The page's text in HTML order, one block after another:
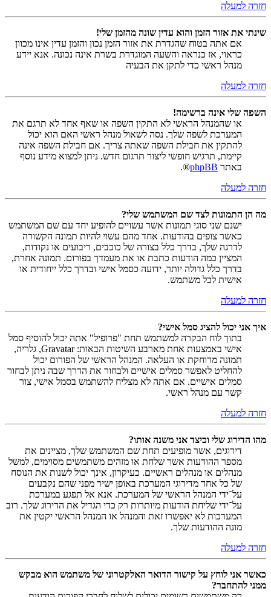
חזרה למעלה
שינתי את אזור הזמן והוא עדין שונה מהזמן שלי!
אם אתה בטוח שהגדרת את אזור הזמן נכון והזמן עדין אינו מכוון
כראוי, אז כנראה והשעה המוגדרת בשרת אינה נכונה. אנא יידע
מנהל ראשי כדי לתקן את הבעיה
חזרה למעלה
השפה שלי אינה ברשימה!
או שהמנהל הראשי לא התקין השפה או שאף אחד לא תרגם את
המערכת לשפה שלך. נסה לשאול מנהל ראשי האם הוא יכול
להתקין את חבילת השפה שאתה צריך. אם חבילת השפה אינה
קיימת, תרגיש חופשי ליצור תרגום חדש. ניתן למצוא מידע נוסף
באתר phpBB
®.
חזרה למעלה
מה הן התמונות לצד שם המשתמש שלי?
ישנם שני סוגי תמונות אשר עשויים להופיע יחד עם שם המשתמש
כאשר צופים בהודעות. אחד מהם עשוי להיות תמונה הקשורה
לדרגה שלך, בדרך כלל בצורה של כוכבים, ריבועים או נקודות,
המציין כמה הודעות כתבת או את מעמדך בפורום. תמונה אחרת,
בדרך כלל גדולה יותר, ידועה כסמל אישי ובדרך כלל ייחודית או
אישית לכל משתמש.
חזרה למעלה
איך אני יכול להציג סמל אישי?
בתוך לוח הבקרה למשתמש תחת "פרופיל" אתה יכול להוסיף סמל
אישי באמצעות אחת מארבע השיטות הבאות: Gravatar, גלריה,
תמונה מרוחקת או העלאה. המנהל הראשי של הפורום יכול
להחליט לאפשר סמלים אישיים ולבחור את הדרך שבה ניתן לבחור
סמלים אישיים. אם אתה לא מצליח להשתמש בסמל אישי, צור
קשר עם מנהל ראשי.
חזרה למעלה
מהו הדירוג שלי וכיצד אני משנה אותו?
דירוגים, אשר מופיעים תחת שם המשתמש שלך, מציינים את
מספר ההודעות אשר שלחת או מזהים משתמשים מסוימים, למשל
מנהלים או מנהלים ראשיים. כעיקרון, אינך יכול לשנות את הנוסח
של כל אחד מדירוגי המערכת באופן ישיר מפני שהם נקבעים
על־ידי המנהל הראשי של המערכת. אנא אל תפגע במערכת
על־ידי שליחת הודעות מיותרות רק כדי הגדיל את הדירוג שלך. רוב
המערכות לא יאפשרו זאת והמנהל או המנהל הראשי יקטין את
מונה ההודעות שלך.
חזרה למעלה
כאשר אני לוחץ על קישור הדואר האלקטרוני של משתמש הוא מבקש
ממני להתחבר?